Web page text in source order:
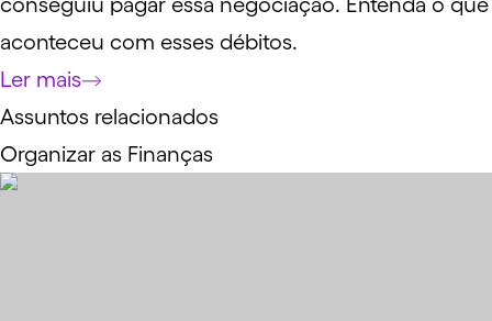
aconteceu com esses débitos.
Ler mais
Assuntos relacionados
Organizar as Finanças